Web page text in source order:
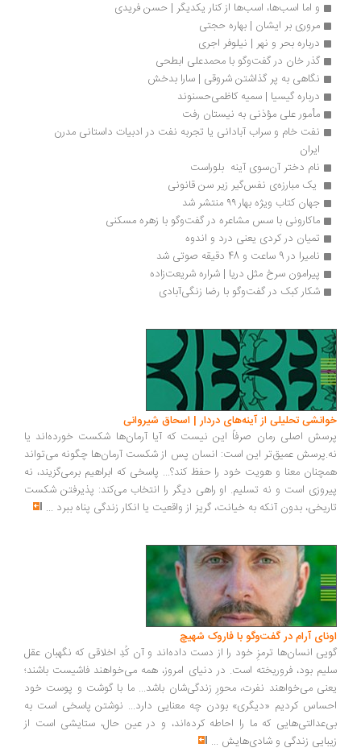
و اما اسب‌ها، اسب‌ها از کنار یکدیگر | حسن فریدی
مروری بر ایشان | بهاره حجتی
درباره بحر و نهر | نیلوفر اجری
گذر خان در گفت‌وگو با محمدعلی ابطحی
نگاهی به پر گذاشتن شروقی | سارا بدخش
درباره گیسیا | سمیه کاظمی‌حسنوند
مأمور علی مؤذنی به نیستان رفت
ایران
نام دختر آن‌سوی آینه  بلوراست
یک مبارزه‌ی نفس‌گیر زیر سن قانونی
جهان کتاب ویژه بهار ۹۹ منتشر شد
ماکارونی با سس مشاعره در گفت‌وگو با زهره مسکنی
تمیان در کردی یعنی درد و اندوه
نامیرا در 9 ساعت و 48 دقیقه صوتی شد
پیرامون سرخ مثل دریا | شراره شریعت‌زاده
شکار کبک در گفت‌وگو با رضا زنگی‌آبادی
خوانشی تحلیلی از آینه‌های دردار | اسحاق شیروانی
پرسش اصلی رمان صرفاً این نیست که آیا آرمان‌ها شکست خورده‌اند یا
نه.پرسش عمیق‌تر این است: انسان پس از شکست آرمان‌ها چگونه می‌تواند
همچنان معنا و هویت خود را حفظ کند؟... پاسخی که ابراهیم برمی‌گزیند، نه
پیروزی است و نه تسلیم. او راهی دیگر را انتخاب می‌کند: پذیرفتن شکست
تاریخی، بدون آنکه به خیانت، گریز از واقعیت یا انکار زندگی پناه ببرد ...
اونای آرام در گفت‌وگو با فاروک شهیچ‭
گویی انسان‌ها ترمزِ خود را از دست داده‌اند و آن کُدِ اخلاقی که نگهبان عقل
سلیم بود، فروریخته است. در دنیای امروز، همه می‌خواهند فاشیست باشند؛
یعنی می‌خواهند نفرت، محورِ زندگی‌شان باشد... ما با گوشت و پوست خود
احساس کردیم «دیگری» بودن چه معنایی دارد... نوشتن پاسخی است به
بی‌عدالتی‌هایی که ما را احاطه کرده‌اند، و در عین حال، ستایشی است از
زیبایی زندگی و شادی‌هایش ...